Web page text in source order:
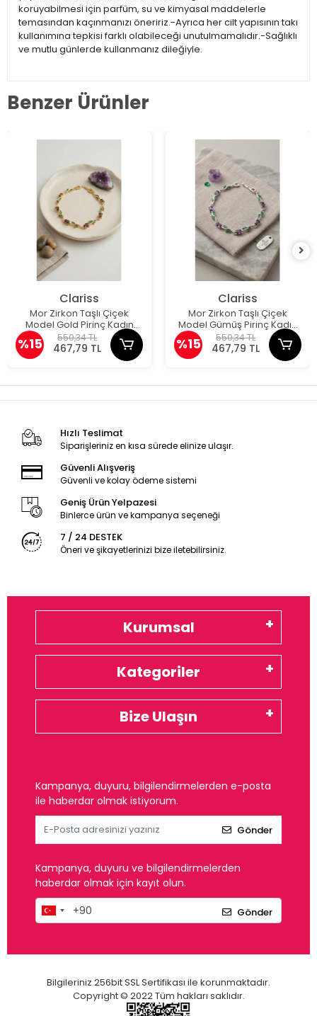
koruyabilmesi için parfüm, su ve kimyasal maddelerle
temasından kaçınmanızı öneririz.-Ayrıca her cilt yapısının takı
kullanımına tepkisi farklı olabileceği unutulmamalıdır.-Sağlıklı
ve mutlu günlerde kullanmanız dileğiyle.
Benzer Ürünler
Clariss
Mor Zirkon Taşlı Çiçek
Model Gold Pirinç Kadın
Bileklik
%15 550,34 TL
467,79 TL
Clariss
Mor Zirkon Taşlı Çiçek
Model Gümüş Pirinç Kadın
Bileklik
%15 550,34 TL
467,79 TL
Hızlı Teslimat
Siparişleriniz en kısa sürede elinize ulaşır.
Güvenli Alışveriş
Güvenli ve kolay ödeme sistemi
Geniş Ürün Yelpazesi
Binlerce ürün ve kampanya seçeneği
7 / 24 DESTEK
Öneri ve şikayetlerinizi bize iletebilirsiniz.
Kurumsal
Kategoriler
Bize Ulaşın
Kampanya, duyuru, bilgilendirmelerden e-posta
ile haberdar olmak istiyorum.
Gönder
Kampanya, duyuru ve bilgilendirmelerden
haberdar olmak için kayıt olun.
Gönder
Bilgileriniz 256bit SSL Sertifikası ile korunmaktadır.
Copyright © 2022 Tüm hakları saklıdır.